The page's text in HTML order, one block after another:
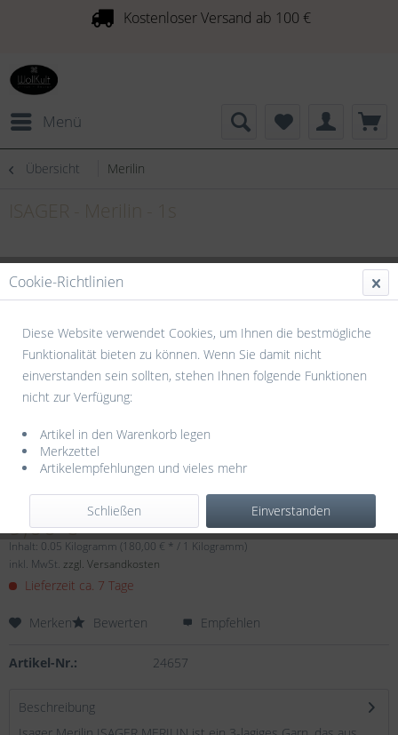
Kostenloser Versand ab 100 €
Menü
Übersicht Merilin
9,00 € *
Inhalt: 0.05 Kilogramm (180,00 € * / 1 Kilogramm)
inkl. MwSt. zzgl. Versandkosten
Lieferzeit ca. 7 Tage
Merken Bewerten Empfehlen
Artikel-Nr.: 24657
Beschreibung
Cookie-Richtlinien
Diese Website verwendet Cookies, um Ihnen die bestmögliche
Funktionalität bieten zu können. Wenn Sie damit nicht
einverstanden sein sollten, stehen Ihnen folgende Funktionen
nicht zur Verfügung:
Artikel in den Warenkorb legen
Merkzettel
Artikelempfehlungen und vieles mehr
Einverstanden
Schließen